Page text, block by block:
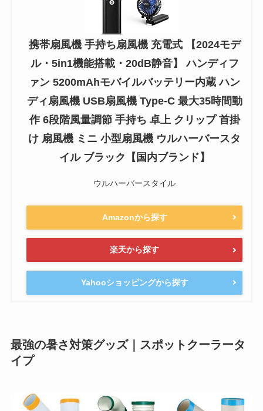
携帯扇風機 手持ち扇風機 充電式 【2024モデ
ル・5in1機能搭載・20dB静音】 ハンディフ
ァン 5200mAhモバイルバッテリー内蔵 ハン
ディ扇風機 USB扇風機 Type-C 最大35時間動
作 6段階風量調節 手持ち 卓上 クリップ 首掛
け 扇風機 ミニ 小型扇風機 ウルハーバースタ
イル ブラック【国内ブランド】
ウルハーバースタイル
Amazonから探す
楽天から探す
Yahooショッピングから探す
最強の暑さ対策グッズ｜スポットクーラータ
イプ